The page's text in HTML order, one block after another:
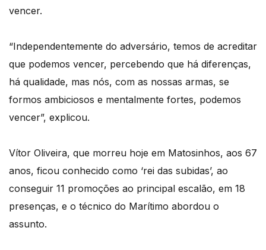
vencer.
“Independentemente do adversário, temos de acreditar
que podemos vencer, percebendo que há diferenças,
há qualidade, mas nós, com as nossas armas, se
formos ambiciosos e mentalmente fortes, podemos
vencer”, explicou.
Vítor Oliveira, que morreu hoje em Matosinhos, aos 67
anos, ficou conhecido como ‘rei das subidas’, ao
conseguir 11 promoções ao principal escalão, em 18
presenças, e o técnico do Marítimo abordou o
assunto.